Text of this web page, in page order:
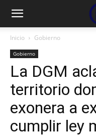
Inicio Gobierno
Gobierno
La DGM
territorio
exonera a
cumplir ley